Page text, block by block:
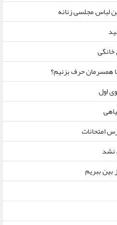
لباس مجلسی زنانه
همسرمان حرف بزنیم؟
اول
امتحانات
نشد
ببریم